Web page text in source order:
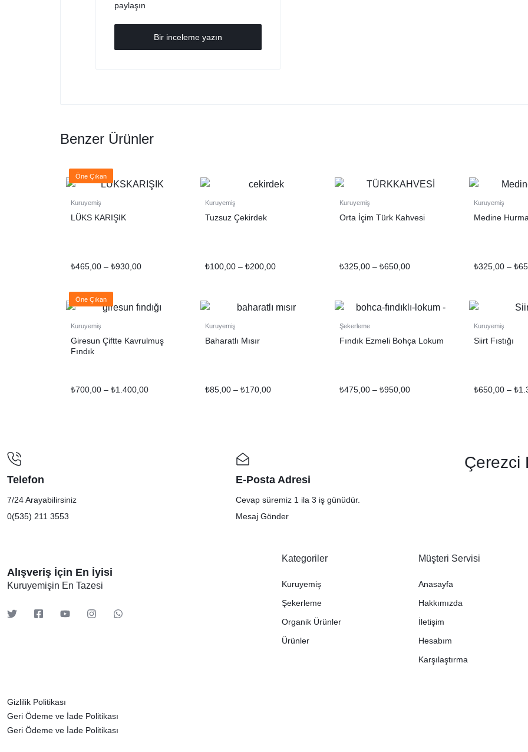
paylaşın
Bir inceleme yazın
Benzer Ürünler
Öne Çıkan
Kuruyemiş
LÜKS KARIŞIK
₺465,00 – ₺930,00
Kuruyemiş
Tuzsuz Çekirdek
₺100,00 – ₺200,00
Kuruyemiş
Orta İçim Türk Kahvesi
₺325,00 – ₺650,00
Kuruyemiş
Medine
₺325,00 – ₺
Öne Çıkan
Kuruyemiş
Giresun Çiftte Kavrulmuş
Fındık
₺700,00 – ₺1.400,00
Kuruyemiş
Baharatlı Mısır
₺85,00 – ₺170,00
Şekerleme
Fındık Ezmeli Bohça Lokum
₺475,00 – ₺950,00
Kuruyemiş
Siirt Fıstığı
₺650,00 – ₺
Telefon
7/24 Arayabilirsiniz
0(535) 211 3553
E-Posta Adresi
Cevap süremiz 1 ila 3 iş günüdür.
Mesaj Gönder
Çerezci
Alışveriş İçin En İyisi
Kuruyemişin En Tazesi
Kategoriler
Kuruyemiş
Şekerleme
Organik Ürünler
Ürünler
Müşteri Servisi
Anasayfa
Hakkımızda
İletişim
Hesabım
Karşılaştırma
Gizlilik Politikası
Geri Ödeme ve İade Politikası
Geri Ödeme ve İade Politikası